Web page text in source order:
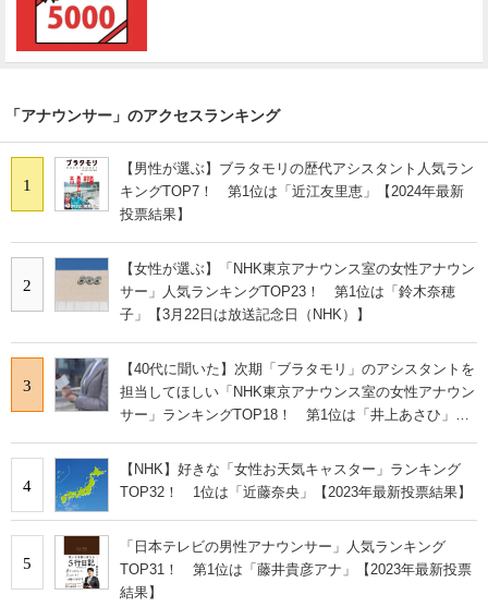
「アナウンサー」のアクセスランキング
1
【男性が選ぶ】ブラタモリの歴代アシスタント人気ラン
キングTOP7！ 第1位は「近江友里恵」【2024年最新
投票結果】
2
【女性が選ぶ】「NHK東京アナウンス室の女性アナウン
サー」人気ランキングTOP23！ 第1位は「鈴木奈穂
子」【3月22日は放送記念日（NHK）】
3
【40代に聞いた】次期「ブラタモリ」のアシスタントを
担当してほしい「NHK東京アナウンス室の女性アナウン
サー」ランキングTOP18！ 第1位は「井上あさひ」
4
【NHK】好きな「女性お天気キャスター」ランキング
TOP32！ 1位は「近藤奈央」【2023年最新投票結果】
5
「日本テレビの男性アナウンサー」人気ランキング
TOP31！ 第1位は「藤井貴彦アナ」【2023年最新投票
結果】